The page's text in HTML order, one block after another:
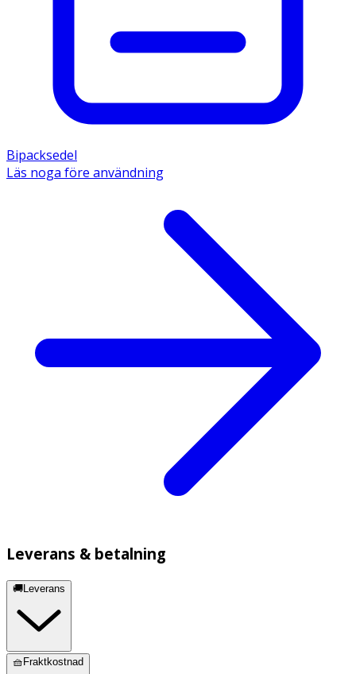
Bipacksedel
Läs noga före användning
Leverans & betalning
🚚Leverans
🧺Fraktkostnad